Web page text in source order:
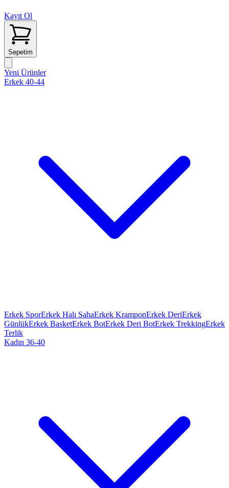
Kayıt Ol
Sepetim
Yeni Ürünler
Erkek 40-44
Erkek SporErkek Halı SahaErkek KramponErkek DeriErkek
GünlükErkek BasketErkek BotErkek Deri BotErkek TrekkingErkek
Terlik
Kadın 36-40